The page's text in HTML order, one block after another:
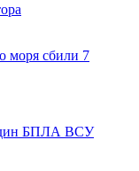
моря сбили 7
БПЛА ВСУ